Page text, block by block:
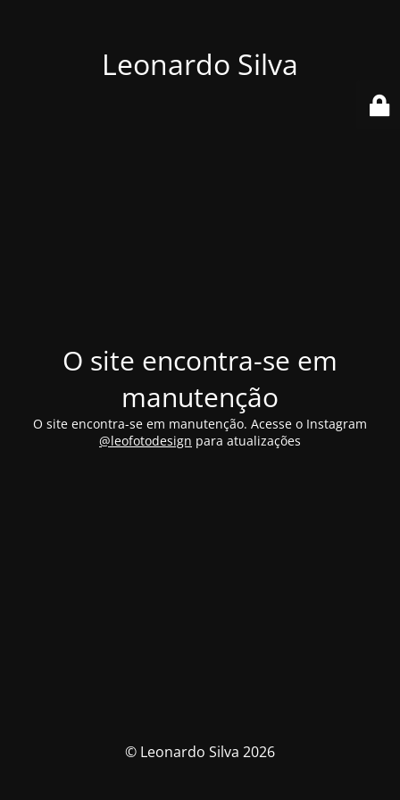
Leonardo Silva
O site encontra-se em
manutenção
O site encontra-se em manutenção. Acesse o Instagram
@leofotodesign para atualizações
© Leonardo Silva 2026